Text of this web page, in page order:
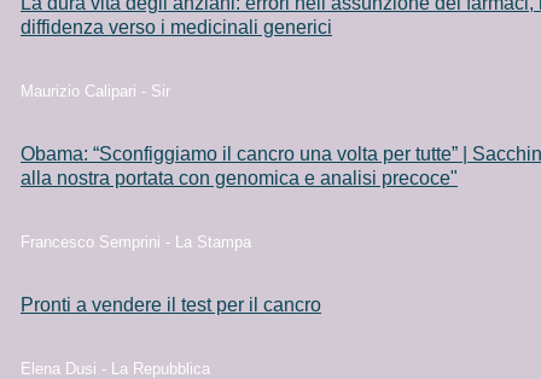
diffidenza verso i medicinali generici
Maurizio Calipari - Sir
Obama: “Sconfiggiamo il cancro una volta per tutte” |
alla nostra portata con genomica e analisi precoce"
Francesco Semprini - La Stampa
Pronti a vendere il test per il cancro
Elena Dusi - La Repubblica